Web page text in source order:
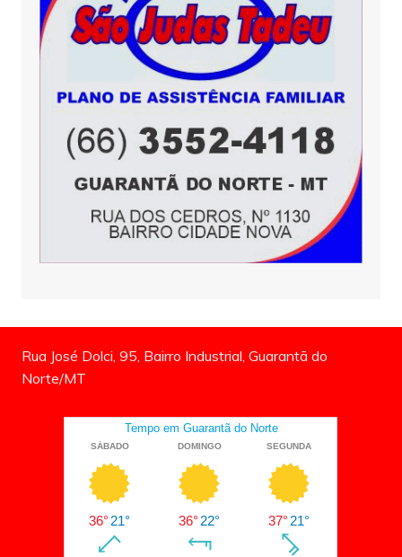
Rua José Dolci, 95, Bairro Industrial, Guarantã do
Norte/MT